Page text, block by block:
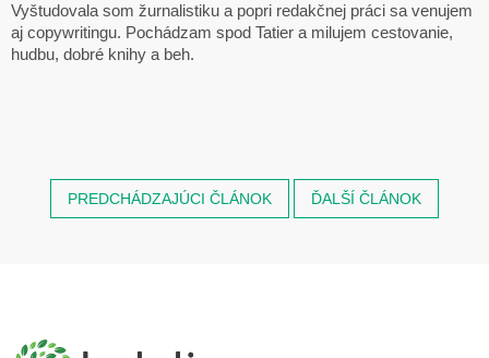
Vyštudovala som žurnalistiku a popri redakčnej práci sa venujem
aj copywritingu. Pochádzam spod Tatier a milujem cestovanie,
hudbu, dobré knihy a beh.
PREDCHÁDZAJÚCI ČLÁNOK ĎALŠÍ ČLÁNOK